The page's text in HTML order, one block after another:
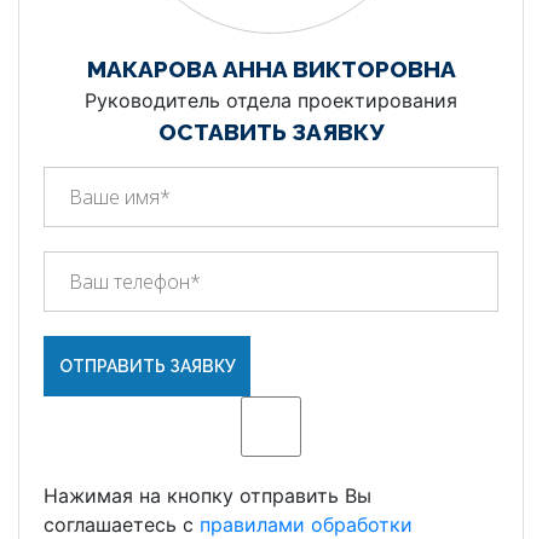
МАКАРОВА АННА ВИКТОРОВНА
Руководитель отдела проектирования
ОСТАВИТЬ ЗАЯВКУ
ОТПРАВИТЬ ЗАЯВКУ
Нажимая на кнопку отправить Вы
соглашаетесь с правилами обработки